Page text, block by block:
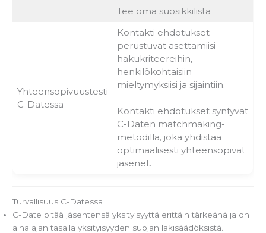
Tee oma suosikkilista
Yhteensopivuustesti
C-Datessa
Kontakti ehdotukset
perustuvat asettamiisi
hakukriteereihin,
henkilökohtaisiin
mieltymyksiisi ja sijaintiin.
Kontakti ehdotukset syntyvät
C-Daten matchmaking-
metodilla, joka yhdistää
optimaalisesti yhteensopivat
jäsenet.
Turvallisuus C-Datessa
C-Date pitää jäsentensä yksityisyyttä erittäin tärkeänä ja on
aina ajan tasalla yksityisyyden suojan lakisäädöksistä.